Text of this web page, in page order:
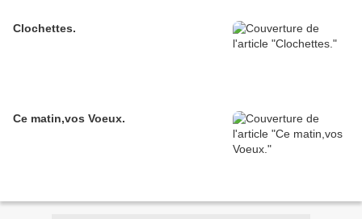
Clochettes.
Ce matin,vos Voeux.